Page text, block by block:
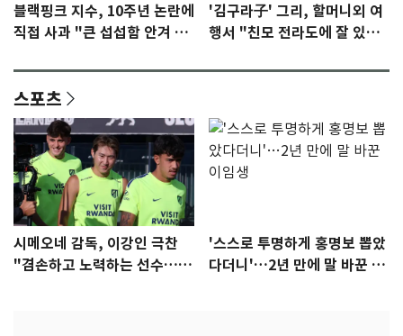
블랙핑크 지수, 10주년 논란에
직접 사과 "큰 섭섭함 안겨 미
'김구라子' 그리, 할머니외 여
행서 "친모 전라도에 잘 있
스포츠
시메오네 감독, 이강인 극찬
"겸손하고 노력하는 선수…좋
'스스로 투명하게 홍명보 뽑았
다더니'…2년 만에 말 바꾼 이